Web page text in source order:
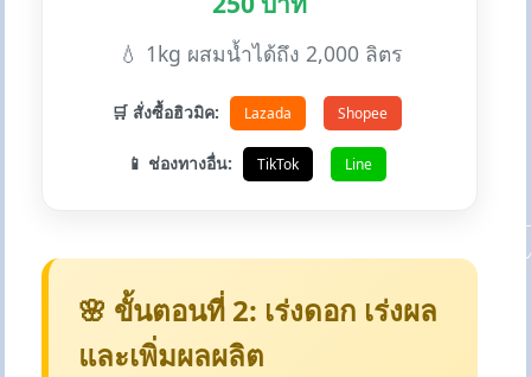
💧 1kg ผสมน้ำได้ถึง 2,000 ลิตร
🛒 สั่งซื้อฮิวมิค: Lazada Shopee
📱 ช่องทางอื่น: TikTok Line
🌸 ขั้นตอนที่ 2: เร่งดอก เร่งผล
และเพิ่มผลผลิต